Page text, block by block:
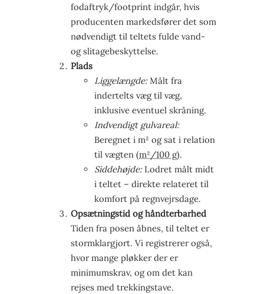
fodaftryk/footprint indgår, hvis
producenten markedsfører det som
nødvendigt til teltets fulde vand-
og slitagebeskyttelse.
Plads
Liggelængde:Målt fra
indertelts væg til væg,
inklusive eventuel skråning.
Indvendigt gulvareal:
Beregnet i m² og sat i relation
til vægten (m²/100 g).
Siddehøjde:Lodret målt midt
i teltet – direkte relateret til
komfort på regnvejrsdage.
Opsætningstid og håndterbarhed
Tiden fra posen åbnes, til teltet er
stormklargjort. Vi registrerer også,
hvor mange pløkker der er
minimumskrav, og om det kan
rejses med trekkingstave.